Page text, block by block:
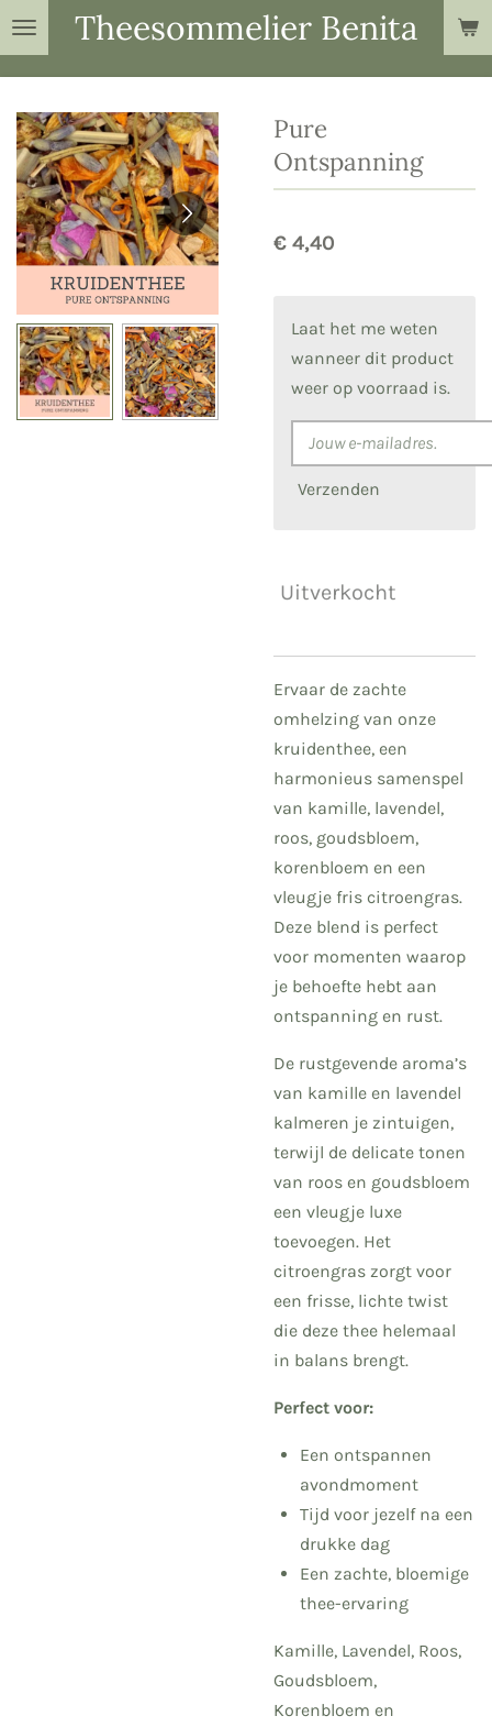
Ga
direct
de
hoofdinhoud
Theesommelier Benita
Pure
Ontspanning
€ 4,40
Laat het me weten
wanneer dit product
weer op voorraad is.
Verzenden
Uitverkocht
Ervaar de zachte
omhelzing van onze
kruidenthee, een
harmonieus samenspel
van kamille, lavendel,
roos, goudsbloem,
korenbloem en een
vleugje fris citroengras.
Deze blend is perfect
voor momenten waarop
je behoefte hebt aan
ontspanning en rust.
De rustgevende aroma’s
van kamille en lavendel
kalmeren je zintuigen,
terwijl de delicate tonen
van roos en goudsbloem
een vleugje luxe
toevoegen. Het
citroengras zorgt voor
een frisse, lichte twist
die deze thee helemaal
in balans brengt.
Perfect voor:
Een ontspannen
avondmoment
Tijd voor jezelf na een
drukke dag
Een zachte, bloemige
thee-ervaring
Kamille, Lavendel, Roos,
Goudsbloem,
Korenbloem en